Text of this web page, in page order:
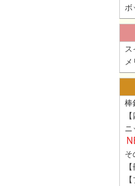
ボ
ス
棒
ニ
そ